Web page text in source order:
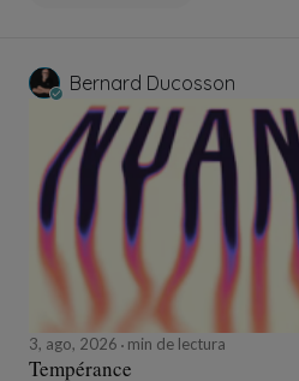
Bernard Ducosson
3, ago, 2026 min de lectura
Tempérance